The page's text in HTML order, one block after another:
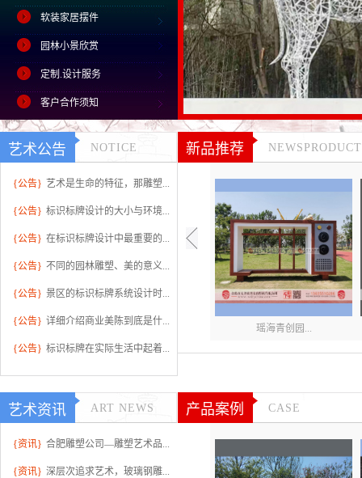
软装家居摆件
园林小景欣赏
定制.设计服务
客户合作须知
艺术公告 NOTICE
{公告} 艺术是生命的特征，那雕塑...
{公告} 标识标牌设计的大小与环境...
{公告} 在标识标牌设计中最重要的...
{公告} 不同的园林雕塑、美的意义...
{公告} 景区的标识标牌系统设计时...
{公告} 详细介绍商业美陈到底是什...
{公告} 标识标牌在实际生活中起着...
新品推荐 NEWSPRODUCT
瑶海青创园...
艺术资讯 ART NEWS
{资讯} 合肥雕塑公司—雕塑艺术品...
{资讯} 深层次追求艺术，玻璃钢雕...
产品案例 CASE